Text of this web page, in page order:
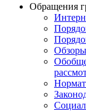
Обращения